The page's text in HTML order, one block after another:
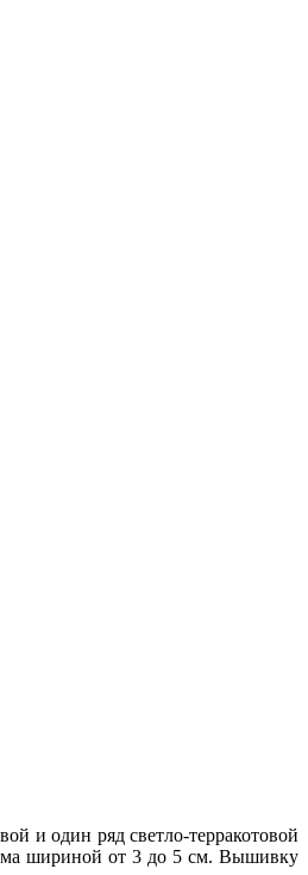
и один ряд светло-терракотовой
шириной от 3 до 5 см. Вышивку